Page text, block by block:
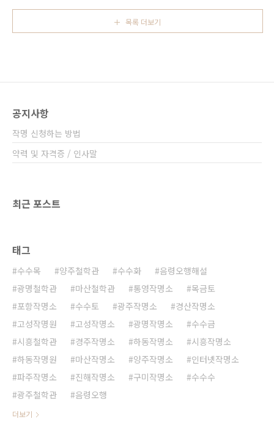
정적으로도 부부지간에 항시 서로를 원망하며
목록 더보기
공지사항
작명 신청하는 방법
약력 및 자격증 / 인사말
최근 포스트
태그
수수목 양주철학관 수수화
음령오행해설
광명철학관
마산철학관 통영작명소
목금토
포항작명소
수수토 광주작명소
경산작명소
고성작명원
고성작명소 광명작명소
수수금
시흥철학관
경주작명소 하동작명소
시흥작명소
하동작명원
마산작명소 양주작명소
인터넷작명소
파주작명소
진해작명소 구미작명소
수수수
광주철학관
음령오행
더보기